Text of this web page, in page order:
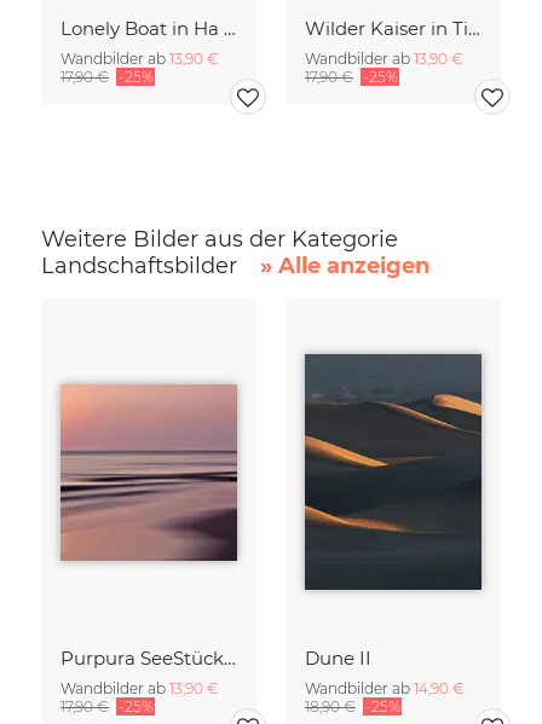
Lonely Boat in Ha Long Bay Vietnam
Wandbilder ab 13,90 €
17,90 € -25%
Wilder Kaiser in Tirol
Wandbilder ab 13,90 €
17,90 € -25%
Weitere Bilder aus der Kategorie
Landschaftsbilder
» Alle anzeigen
Purpura SeeStück No.18
Wandbilder ab 13,90 €
17,90 € -25%
Dune II
Wandbilder ab 14,90 €
18,90 € -25%